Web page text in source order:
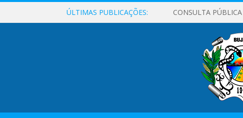
ÚLTIMAS PUBLICAÇÕES: CONSULTA PÚBLICA